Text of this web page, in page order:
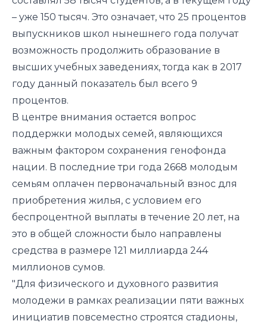
– уже 150 тысяч. Это означает, что 25 процентов
выпускников школ нынешнего года получат
возможность продолжить образование в
высших учебных заведениях, тогда как в 2017
году данный показатель был всего 9
процентов.
В центре внимания остается вопрос
поддержки молодых семей, являющихся
важным фактором сохранения генофонда
нации. В последние три года 2668 молодым
семьям оплачен первоначальный взнос для
приобретения жилья, с условием его
беспроцентной выплаты в течение 20 лет, на
это в общей сложности было направлены
средства в размере 121 миллиарда 244
миллионов сумов.
"Для физического и духовного развития
молодежи в рамках реализации пяти важных
инициатив повсеместно строятся стадионы,